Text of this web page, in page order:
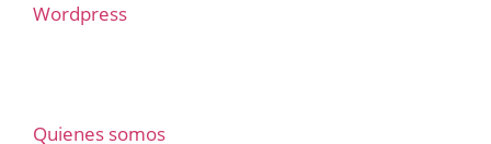
Wordpress
Quienes somos